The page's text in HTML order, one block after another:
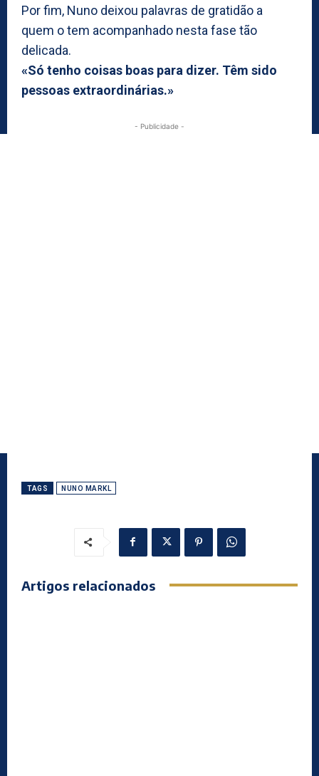
Por fim, Nuno deixou palavras de gratidão a
quem o tem acompanhado nesta fase tão
delicada.
«Só tenho coisas boas para dizer. Têm sido
pessoas extraordinárias.»
- Publicidade -
TAGS NUNO MARKL
Artigos relacionados